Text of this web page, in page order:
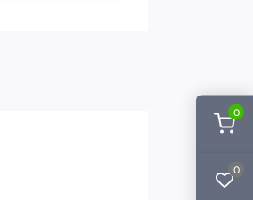
0
0